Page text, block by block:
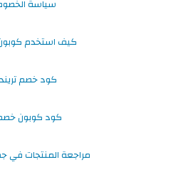
سياسة
كيف استخدم
كود خصم
كود كوبون
مراجعة المنتجات في